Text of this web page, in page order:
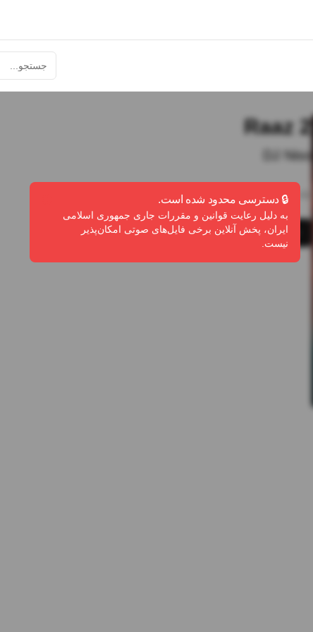
🔒 دسترسی محدود شده است.
به دلیل رعایت قوانین و مقررات جاری جمهوری اسلامی
ایران، پخش آنلاین برخی فایل‌های صوتی امکان‌پذیر
نیست.
Raaz 2
DJ Niso
26:41
•
41 پخش 1 لایک
پخش دانلود گزارش تخلف